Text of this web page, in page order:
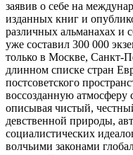
заявив о себе на
изданных книг и
различных альманахах и
уже составил 300 000
только в Москве, Санкт-
длинном списке стран
постсоветского
воссозданную атмосферу
описывая чистый,
девственной природы,
социалистических
волчьими законами